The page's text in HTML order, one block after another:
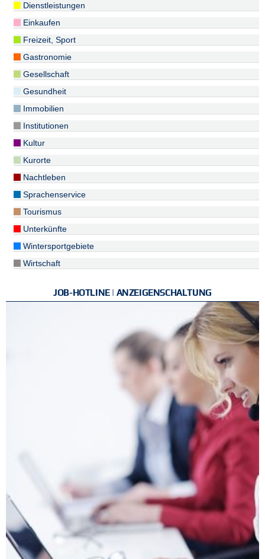
Dienstleistungen
Einkaufen
Freizeit, Sport
Gastronomie
Gesellschaft
Gesundheit
Immobilien
Institutionen
Kultur
Kurorte
Nachtleben
Sprachenservice
Tourismus
Unterkünfte
Wintersportgebiete
Wirtschaft
JOB-HOTLINE | ANZEIGENSCHALTUNG